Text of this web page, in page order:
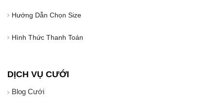
Hướng Dẫn Chọn Size
Hình Thức Thanh Toán
DỊCH VỤ CƯỚI
Blog Cưới